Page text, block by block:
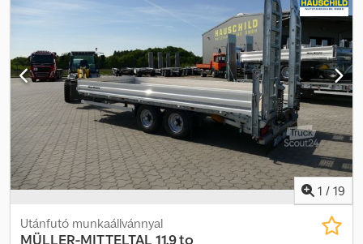
1 / 19
Utánfutó munkaállvánnyal
MÜLLER-MITTELTAL 11,9 to